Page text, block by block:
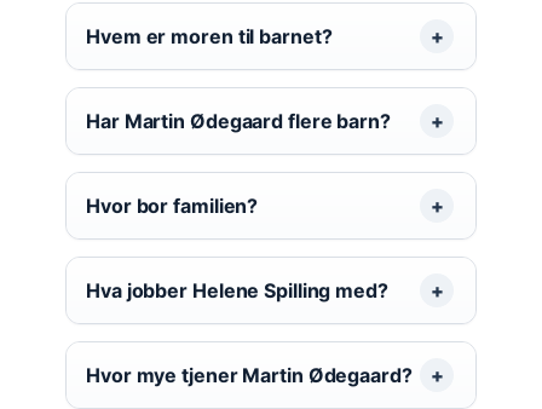
Hvem er moren til barnet?
Har Martin Ødegaard flere barn?
Hvor bor familien?
Hva jobber Helene Spilling med?
Hvor mye tjener Martin Ødegaard?